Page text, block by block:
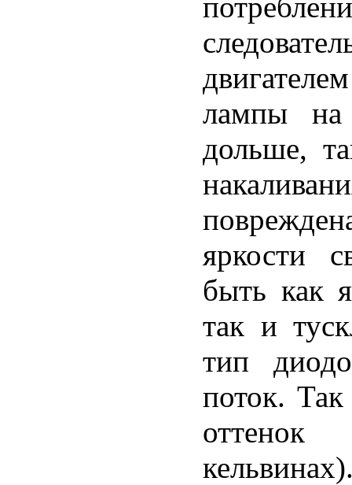
лампы на
дольше,
яркости
быть как
так и
тип
поток.
оттенок